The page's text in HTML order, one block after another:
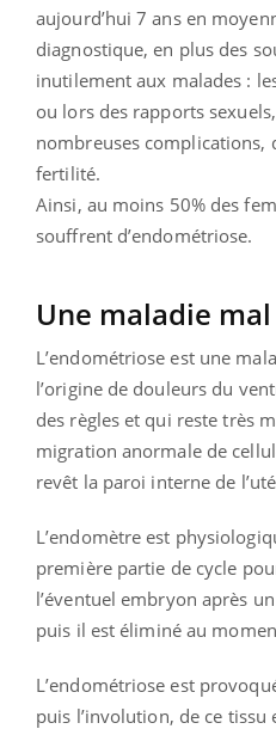
aujourd’hui 7 ans en
diagnostique, en plus des
inutilement aux malades :
ou lors des rapports
nombreuses complications,
fertilité.
Ainsi, au moins 50% des
souffrent d’endométriose.
Une maladie
L’endométriose est une
l’origine de douleurs du
des règles et qui reste très
migration anormale de
revêt la paroi interne de
L’endomètre est
première partie de cycle
l’éventuel embryon après
puis il est éliminé au
L’endométriose est
puis l’involution, de ce tissu